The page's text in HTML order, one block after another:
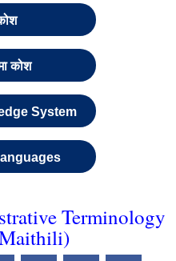
कोश
System
Terminology